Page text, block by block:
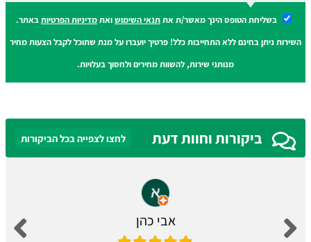
בשליחת הטופס הינך מאשר/ת אתתנאי השימושואתמדיניות הפרטיותבאתר.
השירות ניתן בחינם ללא התחייבות כלל! פרטיך יועברו על מנת שתוכל לקבל הצעות מחיר
מנותני שירות, להשוות מחירים ולחסוך בעלויות.
ביקורות וחוות דעת לחצו לצפייה בכל הביקורות
אבי כהן